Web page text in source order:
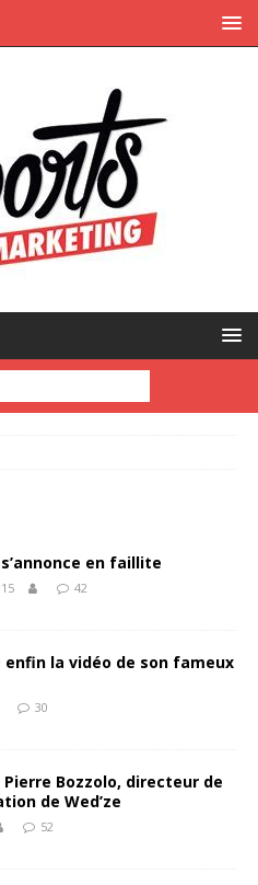
en faillite
42
enfin la vidéo de son fameux
30
Bozzolo, directeur de
de Wed’ze
52